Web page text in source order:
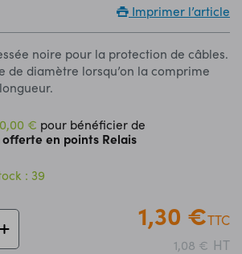
Imprimer l’article
noire pour la protection de câbles.
de diamètre lorsqu’on la comprime
€ pour bénéficier de
en points Relais
: 39
1,30 €TTC
1,08 € HT